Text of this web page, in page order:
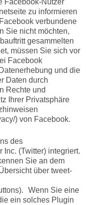
Facebook-Nutzer
zu informieren
verbundene
Sie nicht möchten,
gesammelten
müssen Sie sich vor
Facebook
und die
Daten durch
Rechte und
Ihrer Privatsphäre
) von Facebook.
des
Inc. (Twitter) integriert.
Sie an dem
über tweet-
Wenn Sie eine
ein solches Plugin